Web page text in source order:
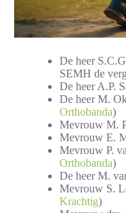
De heer
SEMH de
De heer A.P.
De heer M.
Orthobanda)
Mevrouw M.
Mevrouw E.
Mevrouw P.
Orthobanda)
De heer M.
Mevrouw S.
Krachtig)